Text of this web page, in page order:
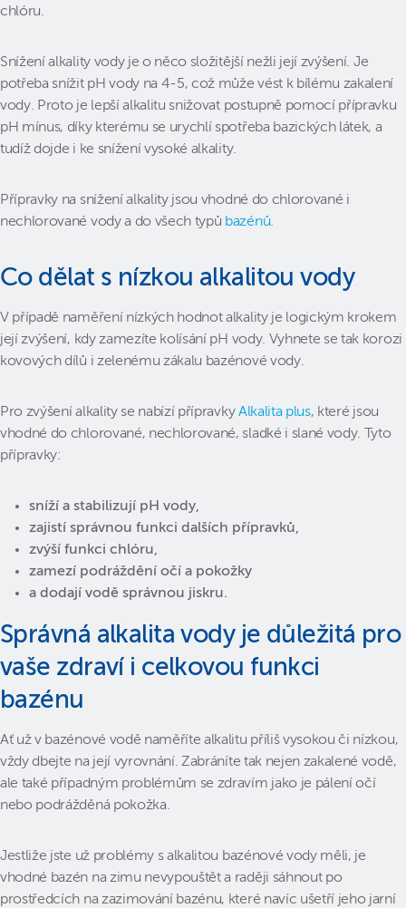
chlóru.
Snížení alkality vody je o něco složitější nežli její zvýšení. Je
potřeba snížit pH vody na 4-5, což může vést k bílému zakalení
vody. Proto je lepší alkalitu snižovat postupně pomocí přípravku
pH mínus, díky kterému se urychlí spotřeba bazických látek, a
tudíž dojde i ke snížení vysoké alkality.
Přípravky na snížení alkality jsou vhodné do chlorované i
nechlorované vody a do všech typů bazénů.
Co dělat s nízkou alkalitou vody
V případě naměření nízkých hodnot alkality je logickým krokem
její zvýšení, kdy zamezíte kolísání pH vody. Vyhnete se tak korozi
kovových dílů i zelenému zákalu bazénové vody.
Pro zvýšení alkality se nabízí přípravkyAlkalita plus, které jsou
vhodné do chlorované, nechlorované, sladké i slané vody. Tyto
přípravky:
sníží a stabilizují pH vody,
zajistí správnou funkci dalších přípravků,
zvýší funkci chlóru,
zamezí podráždění očí a pokožky
a dodají vodě správnou jiskru.
Správná alkalita vody je důležitá pro
vaše zdraví i celkovou funkci
bazénu
Ať už v bazénové vodě naměříte alkalitu příliš vysokou či nízkou,
vždy dbejte na její vyrovnání. Zabráníte tak nejen zakalené vodě,
ale také případným problémům se zdravím jako je pálení očí
nebo podrážděná pokožka.
Jestliže jste už problémy s alkalitou bazénové vody měli, je
vhodné bazén na zimu nevypouštět a raději sáhnout po
prostředcích na zazimování bazénu, které navíc ušetří jeho jarní